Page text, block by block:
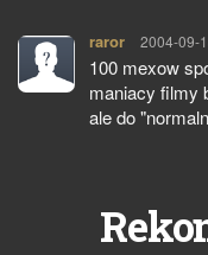
raror pisze:
2004-09-
100 mexow
maniacy filmy
ale do